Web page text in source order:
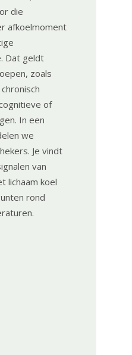
die
afkoelmoment
Dat geldt
zoals
of
In een
we
Je vindt
van
lichaam koel
rond